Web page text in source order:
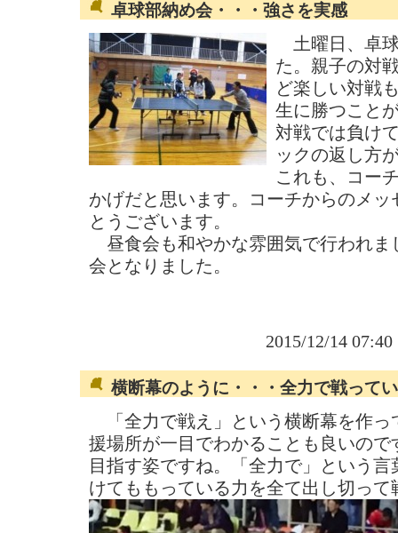
卓球部納め会・・・強さを実感
土曜日、卓
た。親子の対
ど楽しい対戦
生に勝つこと
対戦では負け
ックの返し方
これも、コー
かげだと思います。コーチからのメ
とうございます。
昼食会も和やかな雰囲気で行われま
会となりました。
2015/12/14
横断幕のように・・・全力で戦って
「全力で戦え」という横断幕を作っ
援場所が一目でわかることも良いの
目指す姿ですね。「全力で」という
けてももっている力を全て出し切っ